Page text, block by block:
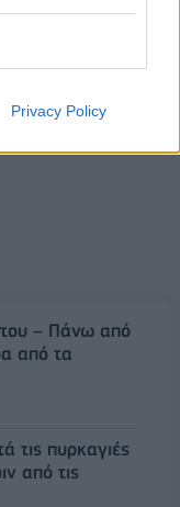
Privacy Policy
– Πάνω από
από τα
τις πυρκαγιές
από τις